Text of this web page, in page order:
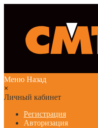
Меню Назад
×
Личный кабинет
Регистрация
Авторизация